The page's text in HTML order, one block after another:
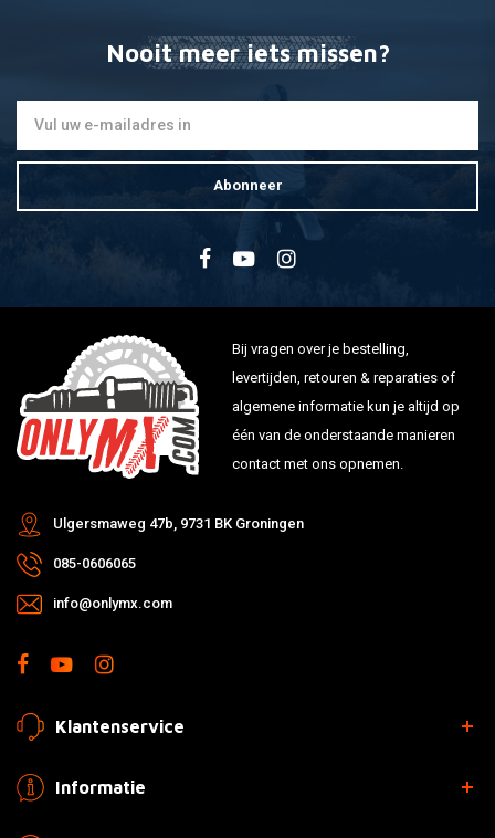
Nooit meer iets missen?
Abonneer
Bij vragen over je bestelling,
levertijden, retouren & reparaties of
algemene informatie kun je altijd op
één van de onderstaande manieren
contact met ons opnemen.
Ulgersmaweg 47b, 9731 BK Groningen
085-0606065
info@onlymx.com
Klantenservice
Informatie